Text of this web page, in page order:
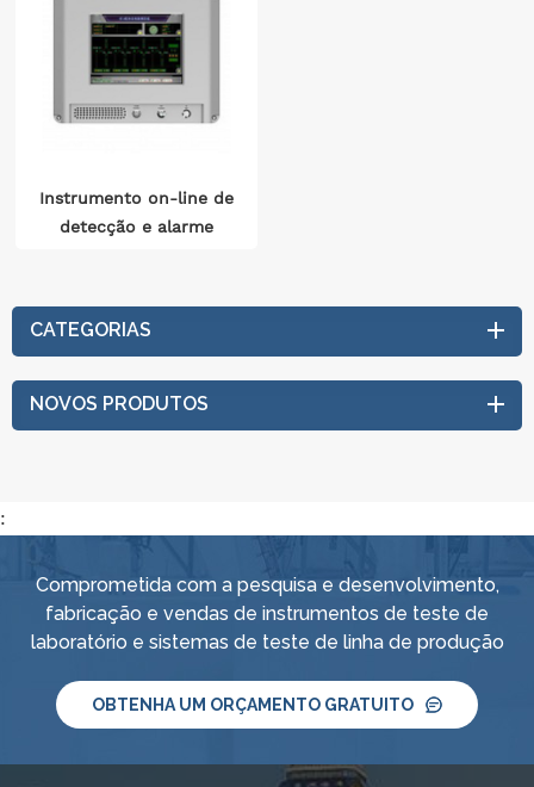
Instrumento on-line de
detecção e alarme
CATEGORIAS
NOVOS PRODUTOS
:
Comprometida com a pesquisa e desenvolvimento,
fabricação e vendas de instrumentos de teste de
laboratório e sistemas de teste de linha de produção
OBTENHA UM ORÇAMENTO GRATUITO